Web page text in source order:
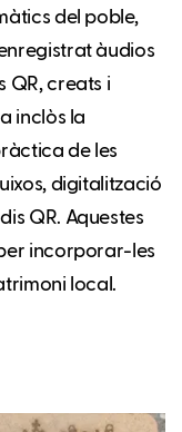
del poble,
àudios
QR, creats i
inclòs la
de les
digitalització
QR. Aquestes
incorporar-les
local.